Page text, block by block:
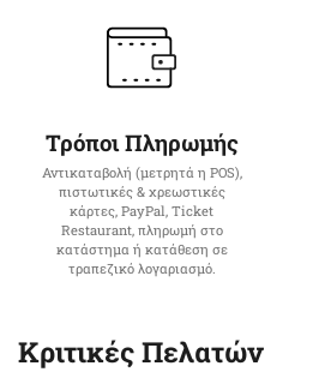
Τρόποι Πληρωμής
Αντικαταβολή (μετρητά η POS),
πιστωτικές & χρεωστικές
κάρτες, PayPal, Ticket
Restaurant, πληρωμή στο
κατάστημα ή κατάθεση σε
τραπεζικό λογαριασμό.
Κριτικές Πελατών